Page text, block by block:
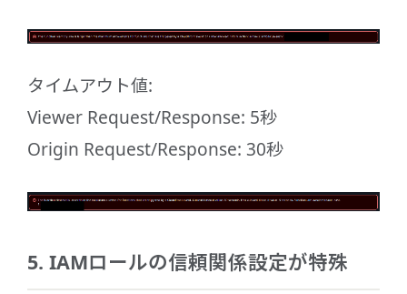
タイムアウト値:
Viewer Request/Response: 5秒
Origin Request/Response: 30秒
5. IAMロールの信頼関係設定が特殊